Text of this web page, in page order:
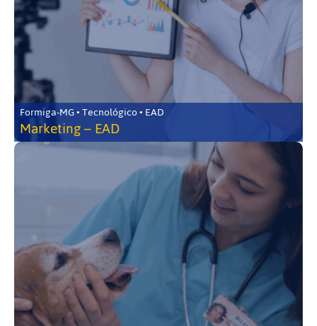
Formiga-MG • Tecnológico • EAD
Marketing – EAD